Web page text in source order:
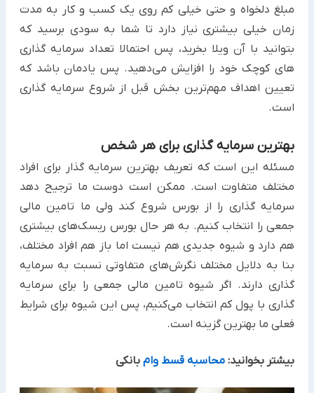
مبلغ دلخواه و حتی خیلی کم روی یک کسب و کار به مدت
زمان خیلی بیشتری نیاز دارد تا شما به سودی برسید که
بتوانید با آن ویلا بخرید، پس احتمالا تعداد سرمایه گذاری
های کوچک خود را افزایش می‌دهید. پس یادمان باشد که
تعیین اهداف مهم‌ترین بخش قبل از شروع سرمایه گذاری
است.
بهترین سرمایه گذاری برای هر شخص
مسئله این است که تعریف بهترین سرمایه گذار برای افراد
مختلف متفاوت است. ممکن است دوست ما ترجیح دهد
سرمایه گذاری را از بورس شروع کند ولی ما تامین مالی
جمعی را انتخاب کنیم. به هر حال بورس ریسک‌های بیشتری
هم دارد و شیوه جدیدی هم نیست اما باز هم افراد مختلف،
بنا به دلایل مختلف نگرش‌های متفاوتی نسبت به سرمایه
گذاری دارند. اگر شیوه تامین مالی جمعی را برای سرمایه
گذاری با پول کم انتخاب می‌کنیم، پس این شیوه برای شرایط
فعلی ما بهترین گزینه است.
بیشتر بخوانید: محاسبه قسط وام بانکی